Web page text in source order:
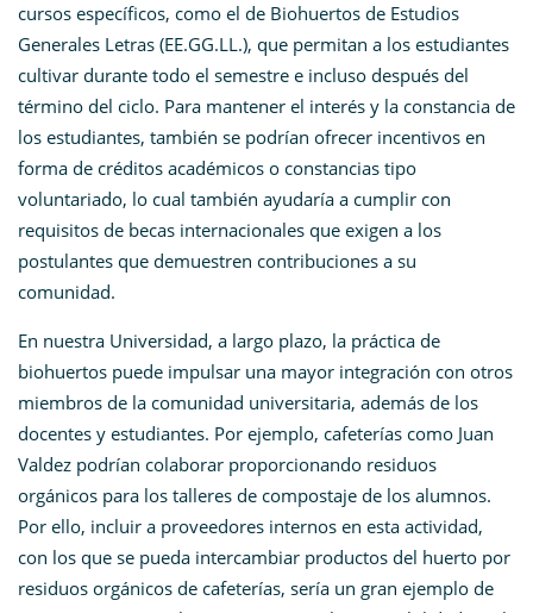
cursos específicos, como el de Biohuertos de Estudios
Generales Letras (EE.GG.LL.), que permitan a los estudiantes
cultivar durante todo el semestre e incluso después del
término del ciclo. Para mantener el interés y la constancia de
los estudiantes, también se podrían ofrecer incentivos en
forma de créditos académicos o constancias tipo
voluntariado, lo cual también ayudaría a cumplir con
requisitos de becas internacionales que exigen a los
postulantes que demuestren contribuciones a su
comunidad.
En nuestra Universidad, a largo plazo, la práctica de
biohuertos puede impulsar una mayor integración con otros
miembros de la comunidad universitaria, además de los
docentes y estudiantes. Por ejemplo, cafeterías como Juan
Valdez podrían colaborar proporcionando residuos
orgánicos para los talleres de compostaje de los alumnos.
Por ello, incluir a proveedores internos en esta actividad,
con los que se pueda intercambiar productos del huerto por
residuos orgánicos de cafeterías, sería un gran ejemplo de